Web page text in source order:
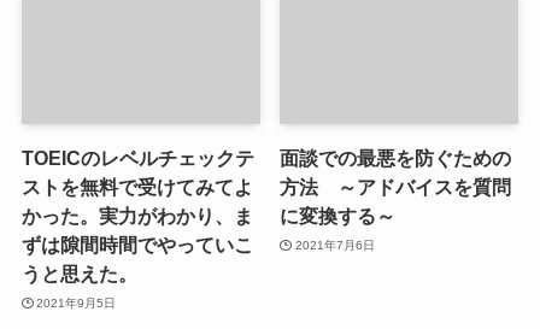
TOEICのレベルチェックテ
ストを無料で受けてみてよ
かった。実力がわかり、ま
ずは隙間時間でやっていこ
うと思えた。
2021年9月5日
面談での最悪を防ぐための
方法 ～アドバイスを質問
に変換する～
2021年7月6日